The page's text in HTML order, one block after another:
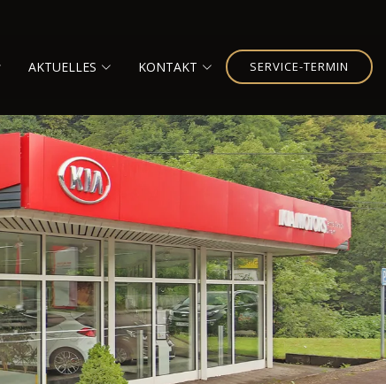
AKTUELLES KONTAKT SERVICE-TERMIN